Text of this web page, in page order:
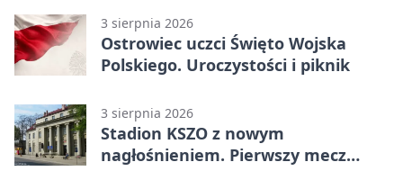
3 sierpnia 2026
Ostrowiec uczci Święto Wojska
Polskiego. Uroczystości i piknik
3 sierpnia 2026
Stadion KSZO z nowym
nagłośnieniem. Pierwszy mecz